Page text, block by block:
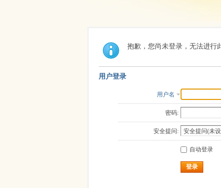
抱歉，您尚未登录，无法进行
用户登录
用户名
密码:
安全提问:
自动登录
登录